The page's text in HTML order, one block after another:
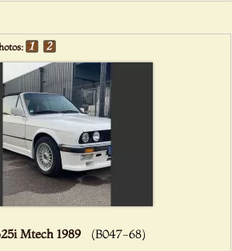
Mtech 1989 (B047-68)